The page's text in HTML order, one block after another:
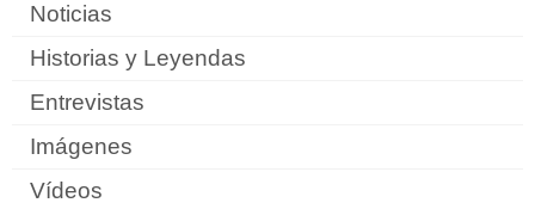
Noticias
Historias y Leyendas
Entrevistas
Imágenes
Vídeos